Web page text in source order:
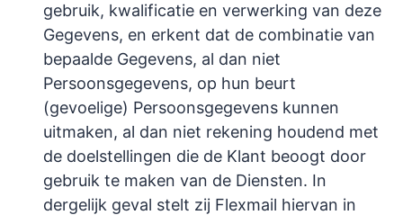
gebruik, kwalificatie en verwerking van deze
Gegevens, en erkent dat de combinatie van
bepaalde Gegevens, al dan niet
Persoonsgegevens, op hun beurt
(gevoelige) Persoonsgegevens kunnen
uitmaken, al dan niet rekening houdend met
de doelstellingen die de Klant beoogt door
gebruik te maken van de Diensten. In
dergelijk geval stelt zij Flexmail hiervan in